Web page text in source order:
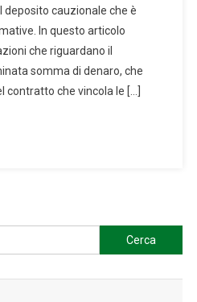
deposito cauzionale che è
In questo articolo
che riguardano il
somma di denaro, che
che vincola le […]
Ricerca
per: